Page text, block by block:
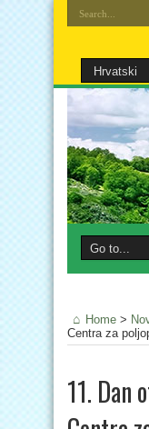
Home >
Centra za
11. Dan